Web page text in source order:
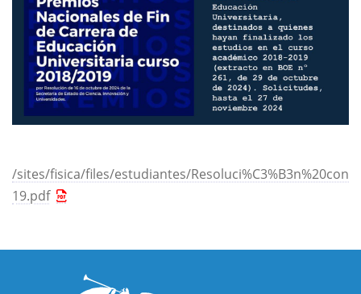
/sites/fisica/files/estudiantes/
19.pdf